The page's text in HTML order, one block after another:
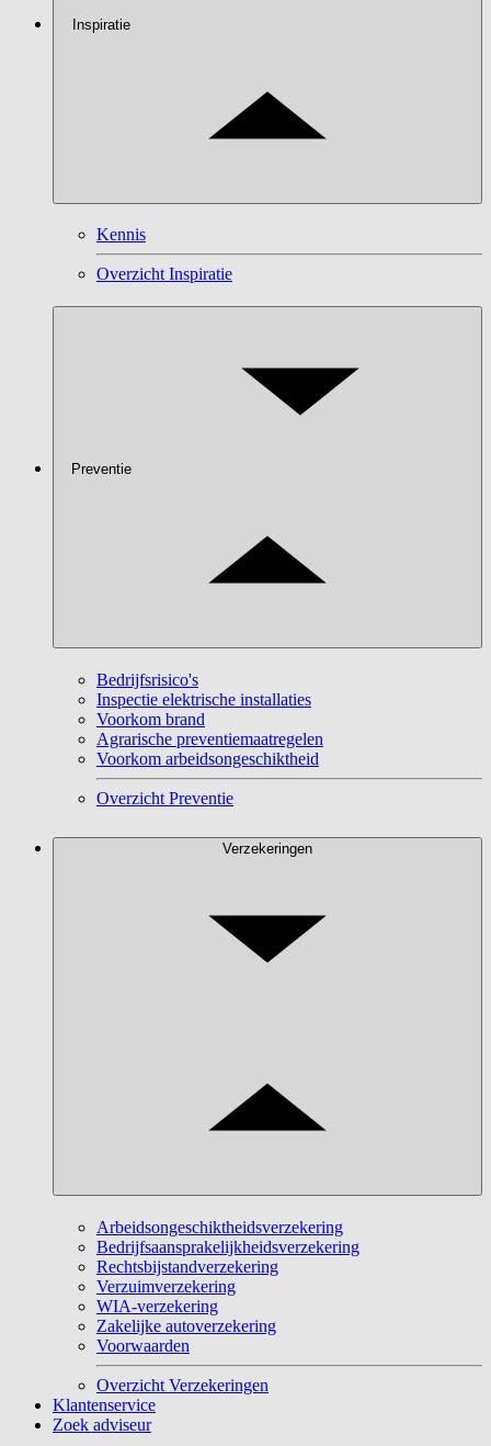
Inspiratie
Kennis
Overzicht Inspiratie
Preventie
Bedrijfsrisico's
Inspectie elektrische installaties
Voorkom brand
Agrarische preventiemaatregelen
Voorkom arbeidsongeschiktheid
Overzicht Preventie
Verzekeringen
Arbeidsongeschiktheidsverzekering
Bedrijfsaansprakelijkheidsverzekering
Rechtsbijstandverzekering
Verzuimverzekering
WIA-verzekering
Zakelijke autoverzekering
Voorwaarden
Overzicht Verzekeringen
Klantenservice
Zoek adviseur